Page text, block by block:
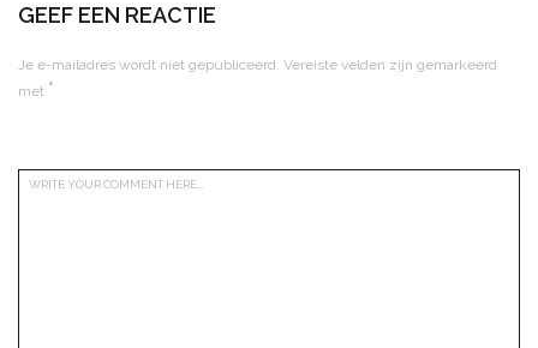
GEEF EEN REACTIE
Je e-mailadres wordt niet gepubliceerd. Vereiste velden zijn gemarkeerd
met *